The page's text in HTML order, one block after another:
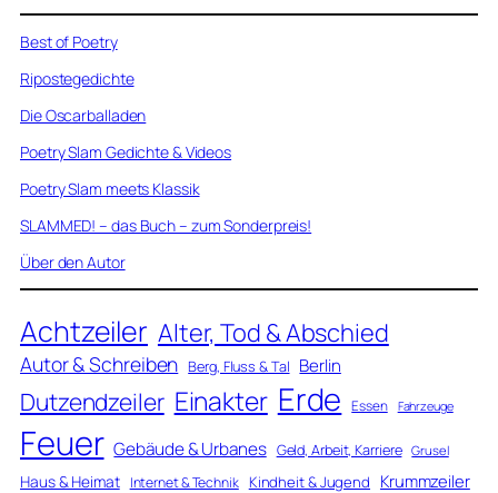
Best of Poetry
Ripostegedichte
Die Oscarballaden
Poetry Slam Gedichte & Videos
Poetry Slam meets Klassik
SLAMMED! – das Buch – zum Sonderpreis!
Über den Autor
Achtzeiler Alter, Tod & Abschied
Autor & Schreiben Berg, Fluss & Tal Berlin
Dutzendzeiler Einakter Erde Essen Fahrzeuge
Feuer Gebäude & Urbanes Geld, Arbeit, Karriere Grusel
Haus & Heimat Internet & Technik Kindheit & Jugend Krummzeiler